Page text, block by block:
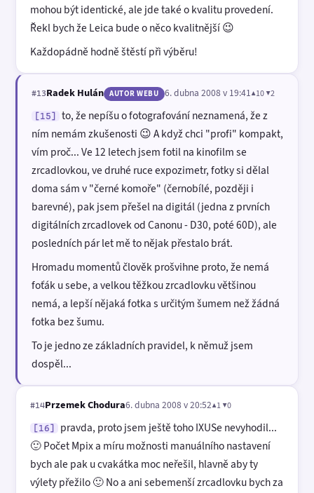
mohou být identické, ale jde také o kvalitu provedení.
Řekl bych že Leica bude o něco kvalitnější 😉
Každopádně hodně štěstí při výběru!
#13Radek Hulán AUTOR WEBU 6. dubna 2008 v 19:41▲10 ▼2
[15]
to, že nepíšu o fotografování neznamená, že z
ním nemám zkušenosti 😉 A když chci "profi" kompakt,
vím proč... Ve 12 letech jsem fotil na kinofilm se
zrcadlovkou, ve druhé ruce expozimetr, fotky si dělal
doma sám v "černé komoře" (černobílé, později i
barevné), pak jsem přešel na digitál (jedna z prvních
digitálních zrcadlovek od Canonu - D30, poté 60D), ale
posledních pár let mě to nějak přestalo brát.
Hromadu momentů člověk prošvihne proto, že nemá
foťák u sebe, a velkou těžkou zrcadlovku většinou
nemá, a lepší nějaká fotka s určitým šumem než žádná
fotka bez šumu.
To je jedno ze základních pravidel, k němuž jsem
dospěl...
#14Przemek Chodura6. dubna 2008 v 20:52▲1 ▼0
[16]
pravda, proto jsem ještě toho IXUSe nevyhodil...
🙂 Počet Mpix a míru možnosti manuálního nastavení
bych ale pak u cvakátka moc neřešil, hlavně aby ty
výlety přežilo 🙂 No a ani sebemenší zrcadlovku bych za